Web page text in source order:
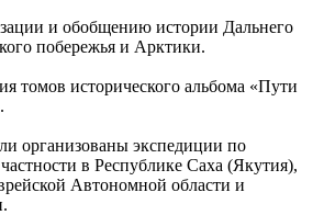
и обобщению истории Дальнего
побережья и Арктики.
томов исторического альбома «Пути
организованы экспедиции по
в Республике Саха (Якутия),
Автономной области и